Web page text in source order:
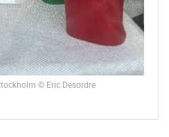
© Eric Desordre